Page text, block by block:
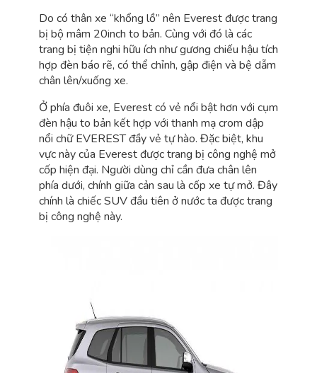
Do có thân xe “khổng lồ” nên Everest được trang
bị bộ mâm 20inch to bản. Cùng với đó là các
trang bị tiện nghi hữu ích như gương chiếu hậu tích
hợp đèn báo rẽ, có thể chỉnh, gập điện và bệ dẫm
chân lên/xuống xe.
Ở phía đuôi xe, Everest có vẻ nổi bật hơn với cụm
đèn hậu to bản kết hợp với thanh mạ crom dập
nổi chữ EVEREST đầy vẻ tự hào. Đặc biệt, khu
vực này của Everest được trang bị công nghệ mở
cốp hiện đại. Người dùng chỉ cần đưa chân lên
phía dưới, chính giữa cản sau là cốp xe tự mở. Đây
chính là chiếc SUV đầu tiên ở nước ta được trang
bị công nghệ này.